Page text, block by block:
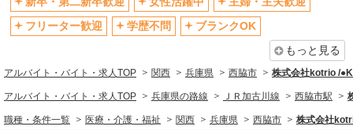
ブランクOK
ミドル（40代～）活躍中
シニア（60代～）活躍中
高収入・高額
ボーナス・賞与あり
昇給あり
完全週休2日制
フルタイム歓迎
禁煙・分煙
フリーター歓迎
学歴不問
ブランクOK
もっと見る
アルバイト・バイト・求人TOP 関西 兵庫県 西脇市 株式会社kotrio /
アルバイト・バイト・求人TOP 兵庫県の路線 ＪＲ加古川線 西脇市駅
職種・条件一覧 医療・介護・福祉 関西 兵庫県 西脇市 株式会社